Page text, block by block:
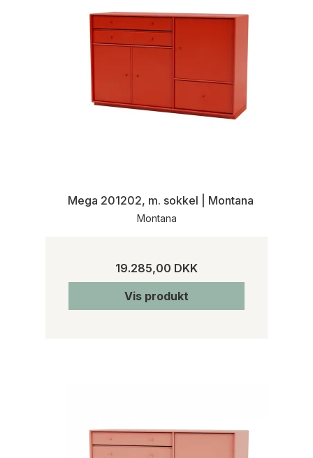
Mega 201202, m. sokkel | Montana
Montana
19.285,00 DKK
Vis produkt